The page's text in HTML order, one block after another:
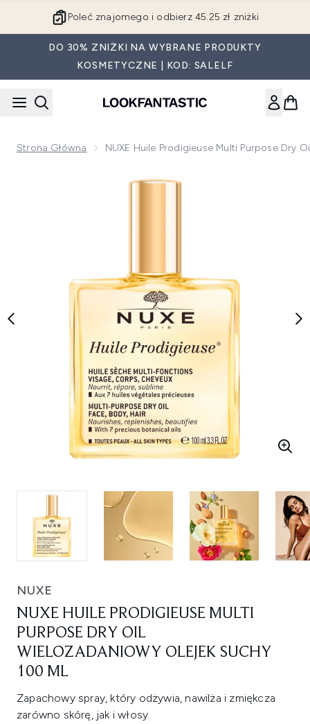
Poleć znajomego i odbierz 45.25 zł zniżki
DO 30% ZNIŻKI NA WYBRANE PRODUKTY
KOSMETYCZNE | KOD: SALELF
Strona Główna NUXE Huile Prodigieuse Multi Purpose Dry
NUXE
NUXE HUILE PRODIGIEUSE MULTI
PURPOSE DRY OIL
WIELOZADANIOWY OLEJEK SUCHY
100 ML
Zapachowy spray, który odżywia, nawilża i zmiękcza
zarówno skórę, jak i włosy.